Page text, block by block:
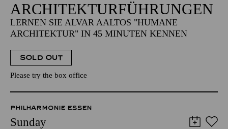
ARCHITEKTUR­FÜHRUNGEN
LERNEN SIE ALVAR AALTOS "HUMANE
ARCHITEKTUR" IN 45 MINUTEN KENNEN
SOLD OUT
Please try the box office
PHILHARMONIE ESSEN
Sunday